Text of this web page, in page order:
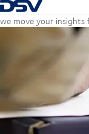
Terug naar
we move your insights